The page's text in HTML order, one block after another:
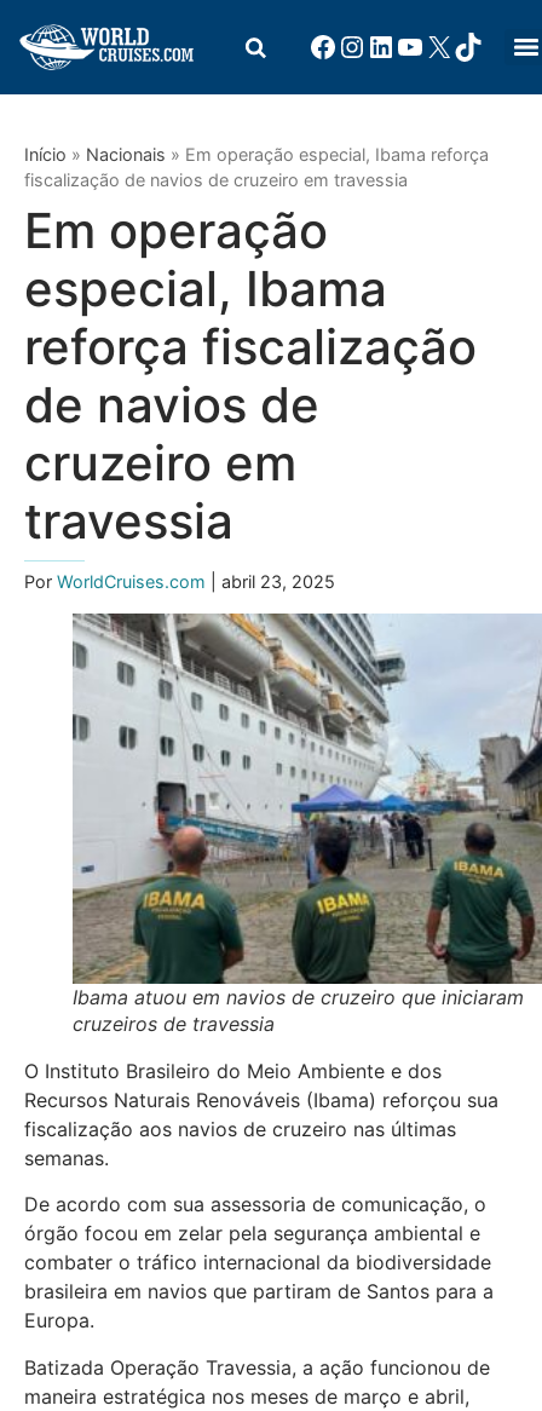
Início » Nacionais » Em operação especial, Ibama reforça
fiscalização de navios de cruzeiro em travessia
Em operação
especial, Ibama
reforça fiscalização
de navios de
cruzeiro em
travessia
Por WorldCruises.com | abril 23, 2025
Ibama atuou em navios de cruzeiro que iniciaram
cruzeiros de travessia
O Instituto Brasileiro do Meio Ambiente e dos
Recursos Naturais Renováveis (Ibama) reforçou sua
fiscalização aos navios de cruzeiro nas últimas
semanas.
De acordo com sua assessoria de comunicação, o
órgão focou em zelar pela segurança ambiental e
combater o tráfico internacional da biodiversidade
brasileira em navios que partiram de Santos para a
Europa.
Batizada Operação Travessia, a ação funcionou de
maneira estratégica nos meses de março e abril,